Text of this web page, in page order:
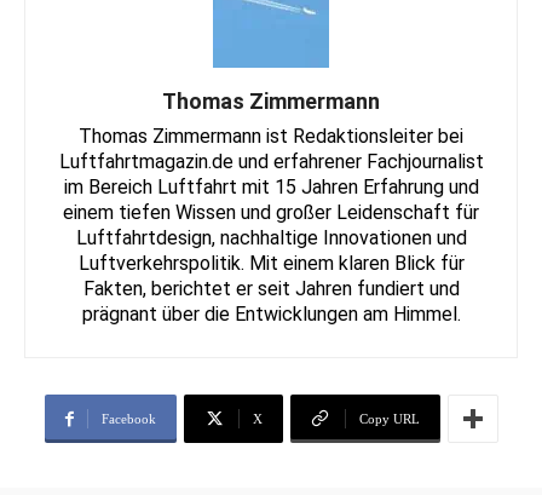
Thomas Zimmermann
Thomas Zimmermann ist Redaktionsleiter bei
Luftfahrtmagazin.de und erfahrener Fachjournalist
im Bereich Luftfahrt mit 15 Jahren Erfahrung und
einem tiefen Wissen und großer Leidenschaft für
Luftfahrtdesign, nachhaltige Innovationen und
Luftverkehrspolitik. Mit einem klaren Blick für
Fakten, berichtet er seit Jahren fundiert und
prägnant über die Entwicklungen am Himmel.
Facebook X Copy URL